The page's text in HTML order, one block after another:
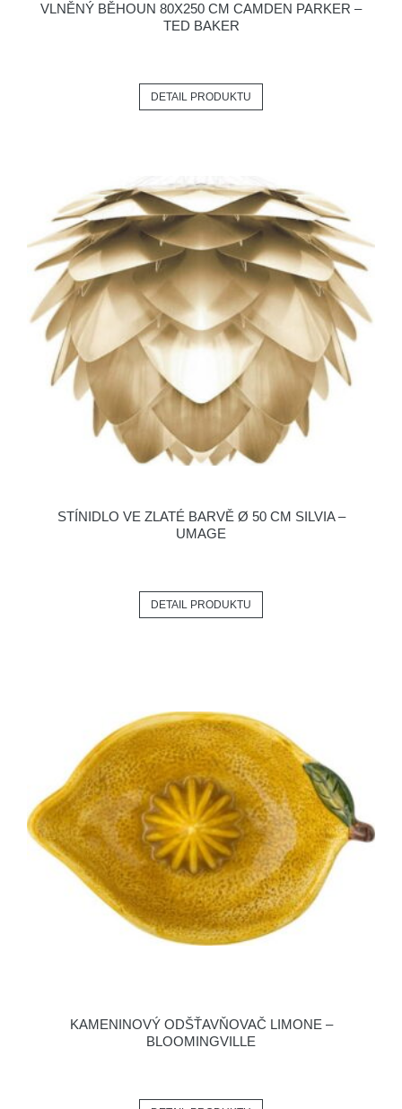
VLNĚNÝ BĚHOUN 80X250 CM CAMDEN PARKER –
TED BAKER
DETAIL PRODUKTU
STÍNIDLO VE ZLATÉ BARVĚ Ø 50 CM SILVIA –
UMAGE
DETAIL PRODUKTU
KAMENINOVÝ ODŠŤAVŇOVAČ LIMONE –
BLOOMINGVILLE